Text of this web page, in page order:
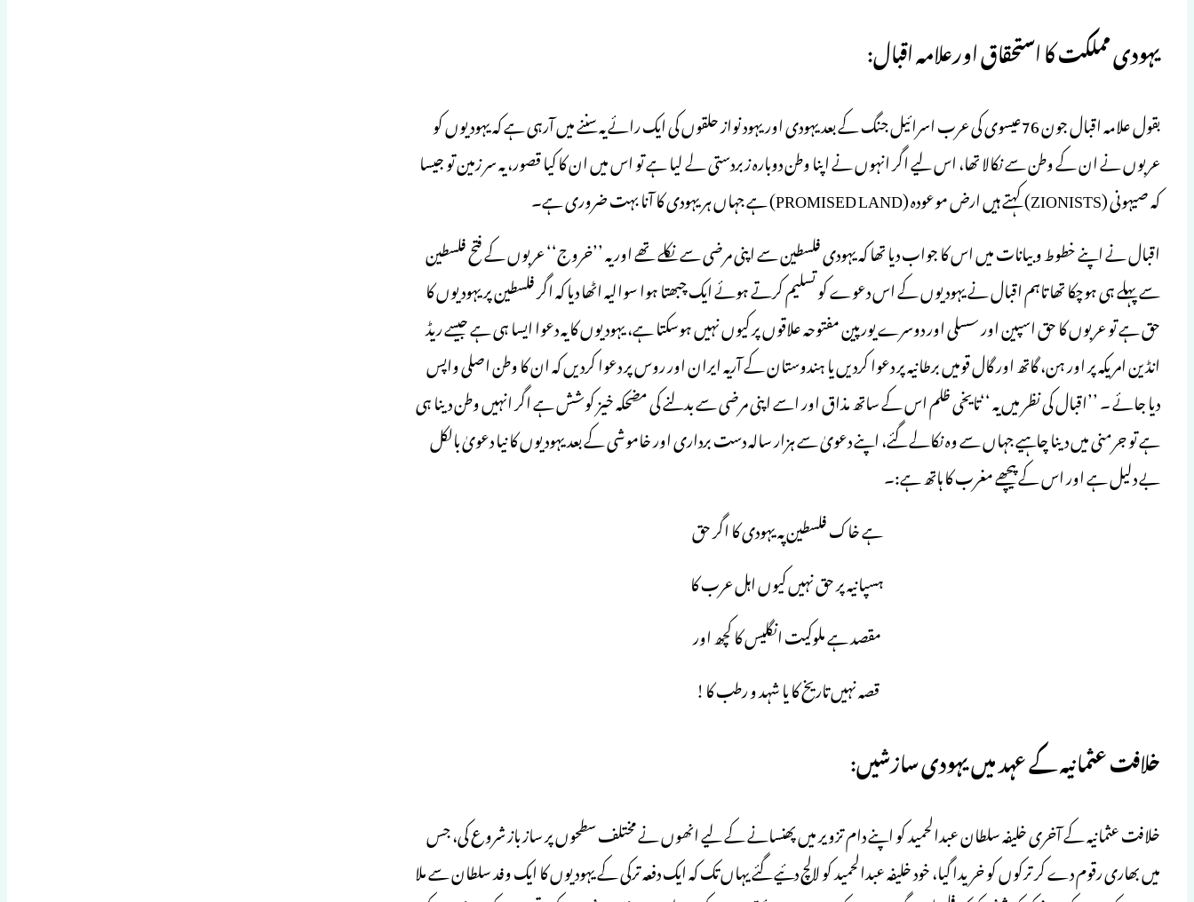
یہودی مملکت کا استحقاق اورعلامہ اقبال:
بقول علامہ اقبال جون 76عیسوی کی عرب اسرائیل جنگ کے بعد یہودی اور یہود نواز حلقوں کی ایک رائے یہ سننے میں آرہی ہے کہ یہودیوں کو
عربوں نے ان کے وطن سے نکالا تھا، اس لیے اگر انہوں نے اپنا وطن دوبارہ زبردستی لے لیا ہے تو اس میں ان کا کیا قصور، یہ سر زمین تو جیسا
کہ صیہونی (ZIONISTS) کہتے ہیں ارض موعودہ (PROMISED LAND) ہے جہاں ہر یہودی کا آنا بہت ضروری ہے۔
اقبال نے اپنے خطوط و بیانات میں اس کا جواب دیا تھا کہ یہودی فلسطین سے اپنی مرضی سے نکلے تھے اور یہ ’’خروج‘‘ عربوں کے فتح فلسطین
سے پہلے ہی ہوچکا تھا تاہم اقبال نے یہودیوں کے اس دعوے کو تسلیم کرتے ہوئے ایک چبھتا ہوا سوالیہ اٹھا دیا کہ اگر فلسطین پر یہودیوں کا
حق ہے تو عربوں کا حق اسپین اور سسلی اور دوسرے یورپین مفتوحہ علاقوں پر کیوں نہیں ہوسکتا ہے، یہودیوں کا یہ دعوا ایسا ہی ہے جیسے ریڈ
انڈین امریکہ پر اور ہن، گاتھ اور گال قومیں برطانیہ پر دعوا کردیں یا ہندوستان کے آریہ ایران اور روس پر دعوا کردیں کہ ان کا وطن اصلی واپس
دیا جائے ۔ ’’اقبال کی نظر میں یہ ‘‘تایخی ظلم اس کے ساتھ مذاق اور اسے اپنی مرضی سے بدلنے کی مضحکہ خیز کوشش ہے اگر انہیں وطن دینا ہی
ہے تو جرمنی میں دینا چاہیے جہاں سے وہ نکالے گئے، اپنے دعویٰ سے ہزار سالہ دست برداری اور خاموشی کے بعد یہودیوں کا نیا دعویٰ بالکل
بے دلیل ہے اور اس کے پیچھے مغرب کا ہاتھ ہے:۔
ہے خاک فلسطین پہ یہودی کا اگر حق
ہسپانیہ پر حق نہیں کیوں اہل عرب کا
مقصد ہے ملوکیت انگلیس کا کچھ اور
قصہ نہیں تاریخ کا یا شہد و رطب کا!
خلافت عثمانیہ کے عہد میں یہودی سازشیں:
خلافت عثمانیہ کے آخری خلیفہ سلطان عبدالحمید کو اپنے دام تزویر میں پھنسانے کے لیے انھوں نے مختلف سطحوں پر ساز باز شروع کی، جس
میں بھاری رقوم دے کر ترکوں کو خریدا گیا، خود خلیفہ عبدالحمید کو لالچ دئیے گئے یہاں تک کہ ایک دفعہ ترکی کے یہودیوں کا ایک وفد سلطان سے ملا